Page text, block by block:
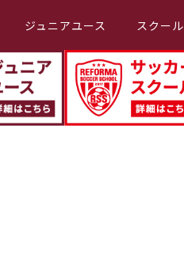
ジュニアユース スクール